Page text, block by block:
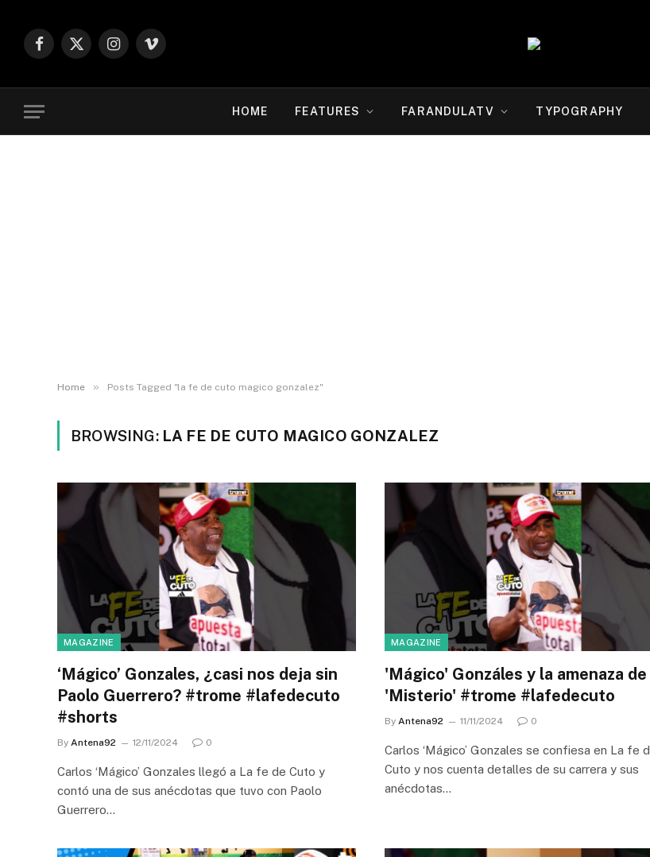
Facebook
X
Instagram
Vimeo
HOME FEATURES FARANDULATV TYPOGRAPHY
Home » Posts Tagged "la fe de cuto magico gonzalez"
BROWSING: LA FE DE CUTO MAGICO GONZALEZ
MAGAZINE
‘Mágico’ Gonzales, ¿casi nos deja sin
Paolo Guerrero? #trome #lafedecuto
#shorts
By Antena92 12/11/2024 0
Carlos ‘Mágico’ Gonzales llegó a La fe de Cuto y
contó una de sus anécdotas que tuvo con Paolo
Guerrero…
MAGAZINE
'Mágico' Gonzáles y la amenaza de
'Misterio' #trome #lafedecuto
By Antena92 11/11/2024 0
Carlos ‘Mágico’ Gonzales se confiesa en La fe
Cuto y nos cuenta detalles de su carrera y sus
anécdotas…